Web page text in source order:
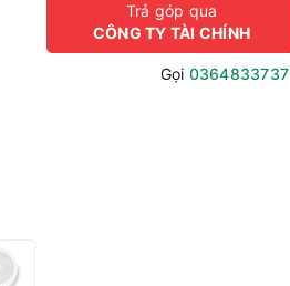
Trả góp qua
CÔNG TY TÀI CHÍNH
Gọi 0364833737